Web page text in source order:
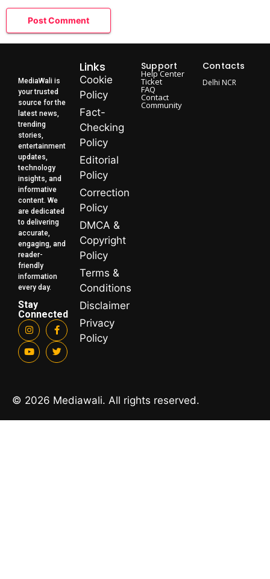
MediaWali is
your trusted
source for the
latest news,
trending
stories,
entertainment
updates,
technology
insights, and
informative
content. We
are dedicated
to delivering
accurate,
engaging, and
reader-
friendly
information
every day.
Stay
Connected
Links
Cookie
Policy
Fact-
Checking
Policy
Editorial
Policy
Correction
Policy
DMCA &
Copyright
Policy
Terms &
Conditions
Disclaimer
Privacy
Policy
Support
Help Center
Ticket
FAQ
Contact
Community
Contacts
Delhi NCR
© 2026 Mediawali. All rights reserved.